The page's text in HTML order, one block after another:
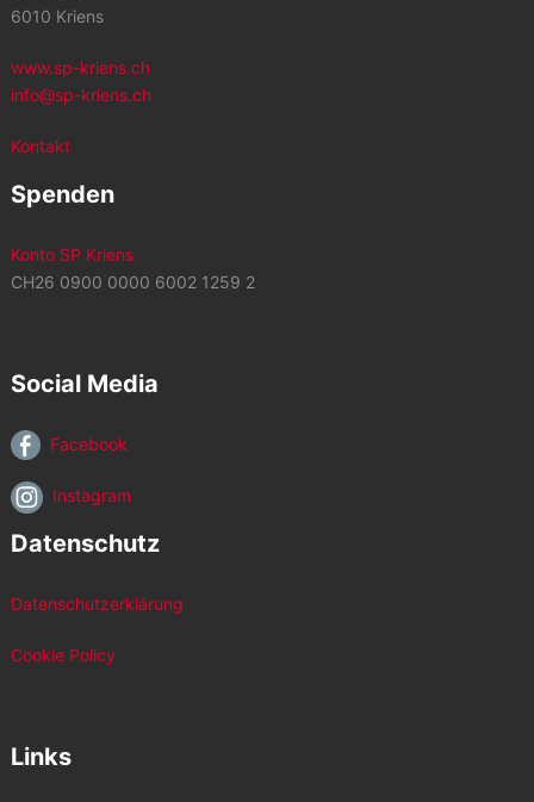
6010 Kriens
www.sp-kriens.ch
info@sp-kriens.ch
Kontakt
Spenden
Konto SP Kriens
CH26 0900 0000 6002 1259 2
Social Media
Facebook
Instagram
Datenschutz
Datenschutzerklärung
Cookie Policy
Links